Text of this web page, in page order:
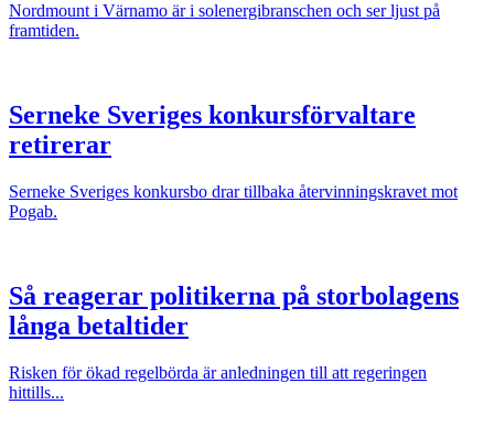
Nordmount i Värnamo är i solenergibranschen och ser ljust på
framtiden.
Serneke Sveriges konkursförvaltare
retirerar
Serneke Sveriges konkursbo drar tillbaka återvinningskravet mot
Pogab.
Så reagerar politikerna på storbolagens
långa betaltider
Risken för ökad regelbörda är anledningen till att regeringen
hittills...